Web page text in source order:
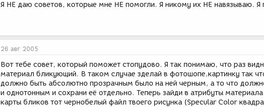
Я НЕ даю советов, которые мне НЕ помогли. Я никому их НЕ навязываю. Я
26 авг 2005
Вот тебе совет, который поможет стопудово. Я так понимаю, что раз
материал бликующий. В таком случае зделай в фотошопе,картинку так
должно быть абсолютно прозрачным было на ней черным, а то что
и однотонным и сохрани её отдельно. Теперь зайди в атрибуты материала
карты бликов тот чернобелый файл твоего рисунка (Specular Color